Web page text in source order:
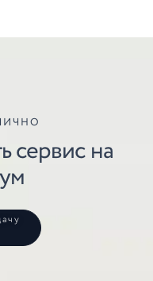
сервис на